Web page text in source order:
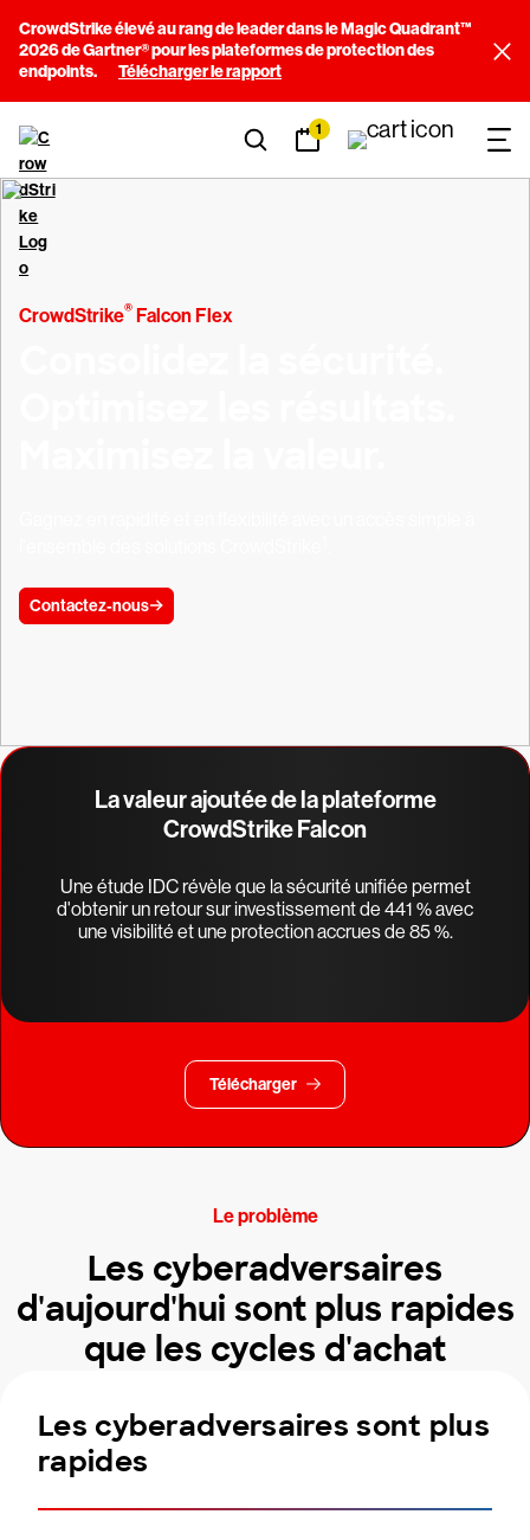
CrowdStrike élevé au rang de leader dans le Magic Quadrant™
2026 de Gartner® pour les plateformes de protection des
endpoints.
Télécharger le rapport
1
CrowdStrike® Falcon Flex
Contactez-nous
La valeur ajoutée de la plateforme
CrowdStrike Falcon
Une étude IDC révèle que la sécurité unifiée permet
d'obtenir un retour sur investissement de 441 % avec
une visibilité et une protection accrues de 85 %.
Télécharger
Le problème
Les cyberadversaires
d'aujourd'hui sont plus rapides
que les cycles d'achat
Les cyberadversaires sont plus
rapides